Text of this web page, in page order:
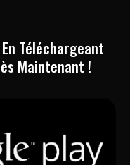
Téléchargeant
Maintenant !